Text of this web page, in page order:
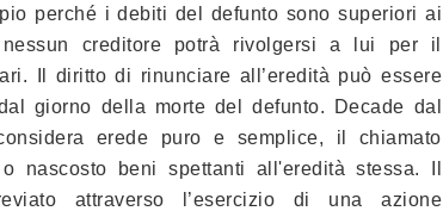
perché i debiti del defunto sono superiori ai
creditore potrà rivolgersi a lui per il
Il diritto di rinunciare all’eredità può essere
giorno della morte del defunto. Decade dal
erede puro e semplice, il chiamato
nascosto beni spettanti all'eredità stessa. Il
attraverso l’esercizio di una azione